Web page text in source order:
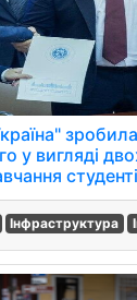
у вигляді
Інфраструктура